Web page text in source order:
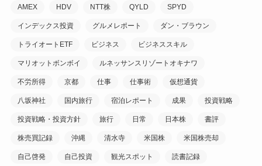
AMEX HDV NTT株 QYLD SPYD
インデックス投資 グルメレポート ダン・ブラウン
トライオートETF ビジネス ビジネススキル
マリオットボンボイ ルネッサンスリゾートオキナワ
不労所得 京都 仕事 仕事術 仮想通貨
八坂神社 国内旅行 宿泊レポート 成果 投資戦略
投資戦略・投資方針 旅行 日常 日本株 書評
株売買記録 沖縄 清水寺 米国株 米国株売却
自己啓発 自己投資 観光スポット 読書記録